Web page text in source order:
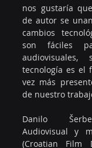
nos gustaría
de autor se
cambios
son fáciles
tecnología es el
vez más
de nuestro
Danilo
Audiovisual y
(Croatian Film